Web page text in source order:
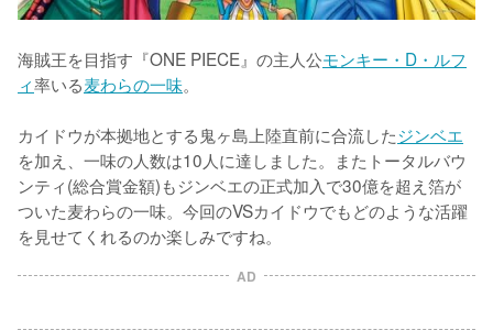
海賊王を目指す『ONE PIECE』の主人公モンキー・D・ルフ
ィ率いる麦わらの一味。
カイドウが本拠地とする鬼ヶ島上陸直前に合流したジンベエ
を加え、一味の人数は10人に達しました。またトータルバウ
ンティ(総合賞金額)もジンベエの正式加入で30億を超え箔が
ついた麦わらの一味。今回のVSカイドウでもどのような活躍
を見せてくれるのか楽しみですね。
AD